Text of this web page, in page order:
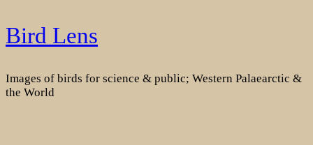
Skip
to
Bird Lens
Images of birds for science & public; Western Palaearctic &
the World